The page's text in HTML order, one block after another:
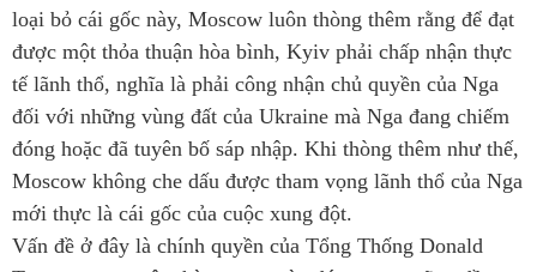
loại bỏ cái gốc này, Moscow luôn thòng thêm rằng để đạt
được một thỏa thuận hòa bình, Kyiv phải chấp nhận thực
tế lãnh thổ, nghĩa là phải công nhận chủ quyền của Nga
đối với những vùng đất của Ukraine mà Nga đang chiếm
đóng hoặc đã tuyên bố sáp nhập. Khi thòng thêm như thế,
Moscow không che dấu được tham vọng lãnh thổ của Nga
mới thực là cái gốc của cuộc xung đột.
Vấn đề ở đây là chính quyền của Tổng Thống Donald